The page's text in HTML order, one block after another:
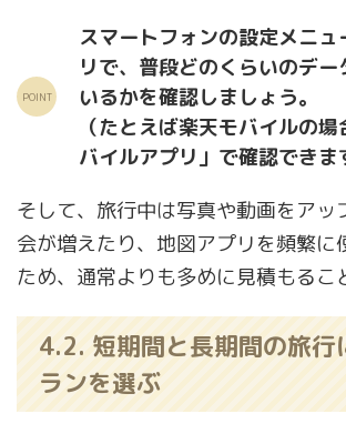
スマートフォンの設定メニ
リで、普段どのくらいのデ
いるかを確認しましょう。
（たとえば楽天モバイルの
バイルアプリ」で確認できま
そして、旅行中は写真や動画をアッ
会が増えたり、地図アプリを頻繁に
ため、通常よりも多めに見積もるこ
4.2. 短期間と長期間の旅行
ランを選ぶ